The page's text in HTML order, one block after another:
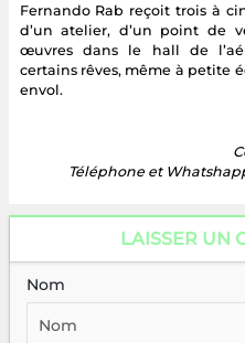
Fernando Rab reçoit trois à
d’un atelier, d’un point de
œuvres dans le hall de
certains rêves, même à petite
envol.
Téléphone et
LAISSER UN
Nom